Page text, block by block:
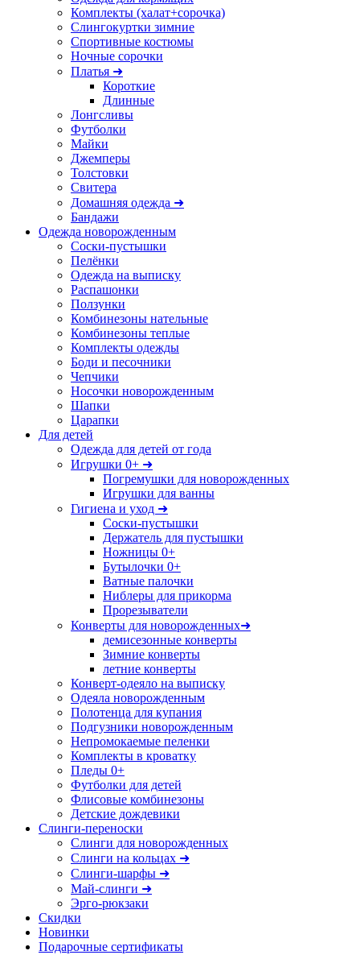
Комплекты (халат+сорочка)
Слингокуртки зимние
Спортивные костюмы
Ночные сорочки
Платья ➜
Короткие
Длинные
Лонгсливы
Футболки
Майки
Джемперы
Толстовки
Свитера
Домашняя одежда ➜
Бандажи
Одежда новорожденным
Соски-пустышки
Пелёнки
Одежда на выписку
Распашонки
Ползунки
Комбинезоны нательные
Комбинезоны теплые
Комплекты одежды
Боди и песочники
Чепчики
Носочки новорожденным
Шапки
Царапки
Для детей
Одежда для детей от года
Игрушки 0+ ➜
Погремушки для новорожденных
Игрушки для ванны
Гигиена и уход ➜
Соски-пустышки
Держатель для пустышки
Ножницы 0+
Бутылочки 0+
Ватные палочки
Ниблеры для прикорма
Прорезыватели
Конверты для новорожденных➜
демисезонные конверты
Зимние конверты
летние конверты
Конверт-одеяло на выписку
Одеяла новорожденным
Полотенца для купания
Подгузники новорожденным
Непромокаемые пеленки
Комплекты в кроватку
Пледы 0+
Футболки для детей
Флисовые комбинезоны
Детские дождевики
Слинги-переноски
Слинги для новорожденных
Слинги на кольцах ➜
Слинги-шарфы ➜
Май-слинги ➜
Эрго-рюкзаки
Скидки
Новинки
Подарочные сертификаты